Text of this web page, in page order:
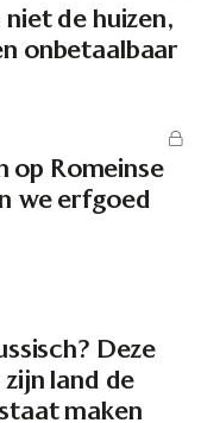
de huizen,
onbetaalbaar
op Romeinse
we erfgoed
Deze
land de
maken